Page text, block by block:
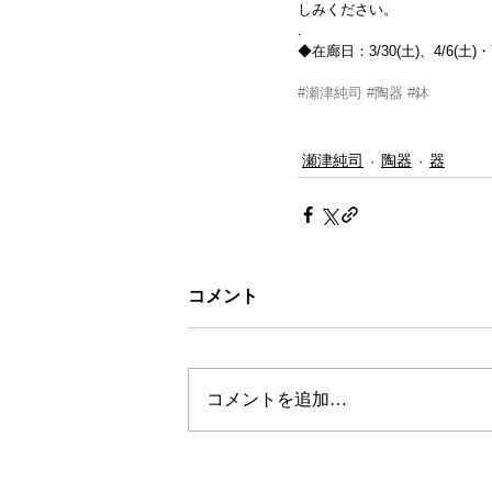
しみください。
.
◆在廊日：3/30(土)、4/6(土)
#瀬津純司 #陶器 #鉢
瀬津純司 陶器 器
コメント
コメントを追加…